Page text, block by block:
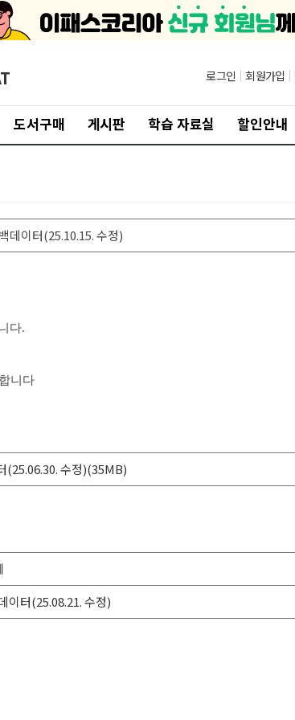
로그인 | 회원가입 |
도서구매 게시판 학습 자료실 할인안내
데이터(25.10.15. 수정)
다.
니다
(25.06.30. 수정)(35MB)
이터(25.08.21. 수정)